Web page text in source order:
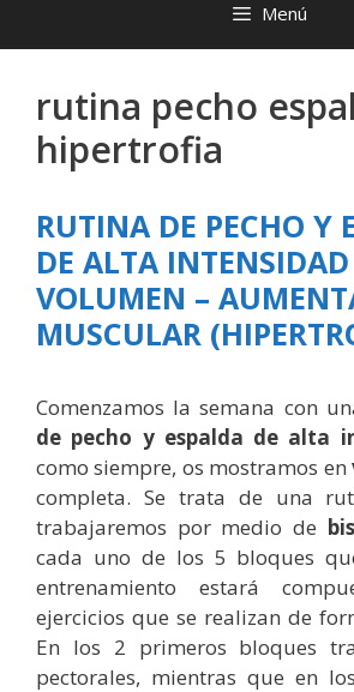
Menú
rutina pecho
hipertrofia
RUTINA DE PECHO Y
DE ALTA
VOLUMEN –
MUSCULAR
Comenzamos la semana con
de pecho y espalda de alta
como siempre, os mostramos en
completa. Se trata de una
trabajaremos por medio de
cada uno de los 5 bloques
entrenamiento estará
ejercicios que se realizan de
En los 2 primeros bloques
pectorales, mientras que en